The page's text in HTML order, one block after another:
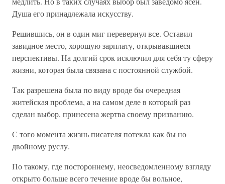
Душа его принадлежала искусству.
Решившись, он в один миг перевернул все. Оставил
завидное место, хорошую зарплату, открывавшиеся
перспективы. На долгий срок исключил для себя ту сферу
жизни, которая была связана с постоянной службой.
Так разрешена была по виду вроде бы очередная
житейская проблема, а на самом деле в который раз
сделан выбор, принесена жертва своему призванию.
С того момента жизнь писателя потекла как бы но
двойному руслу.
По такому, где постороннему, неосведомленному взгляду
открыто больше всего течение вроде бы вольное,